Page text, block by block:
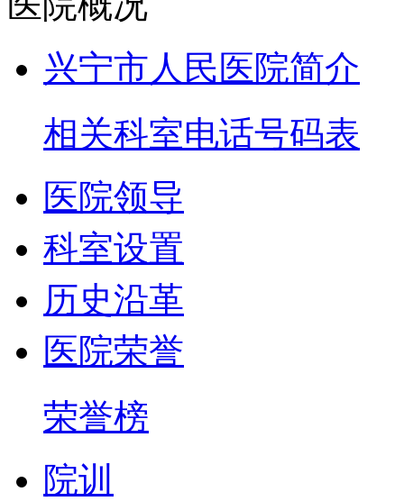
兴宁市人民医院简介
相关科室电话号码表
医院领导
科室设置
历史沿革
医院荣誉
荣誉榜
院训